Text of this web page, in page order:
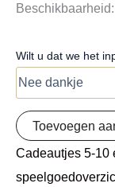
Beschikbaarheid:
Wilt u dat we het
Toevoegen
Cadeautjes 5-10